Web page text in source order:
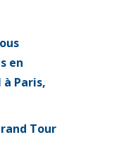
en
Paris,
Tour